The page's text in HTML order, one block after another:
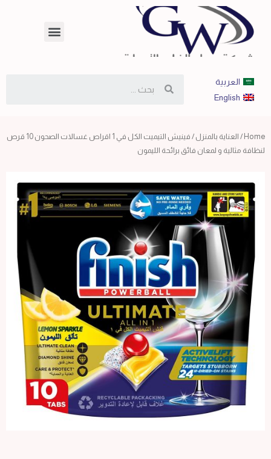
العربية
English
Home
/ العناية بالمنزل
/ فينيش التيميت الكل في 1 اقراص غسالات الصحون 10 قرص
لنظافة مثالية و لمعان فائق برائحة الليمون